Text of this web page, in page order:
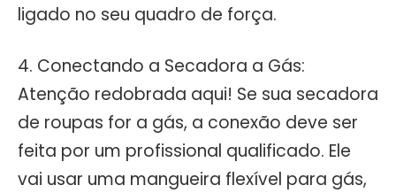
ligado no seu quadro de força.
4. Conectando a Secadora a Gás:
Atenção redobrada aqui! Se sua secadora
de roupas for a gás, a conexão deve ser
feita por um profissional qualificado. Ele
vai usar uma mangueira flexível para gás,